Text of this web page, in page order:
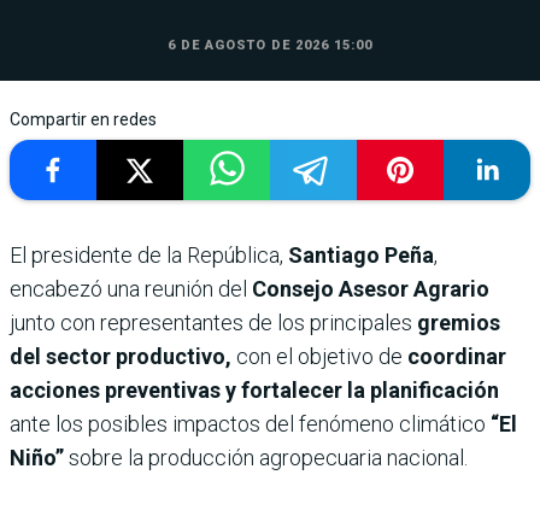
6 DE AGOSTO DE 2026 15:00
Compartir en redes
El presidente de la República, Santiago Peña,
encabezó una reunión del Consejo Asesor Agrario
junto con representantes de los principales gremios
del sector productivo, con el objetivo de coordinar
acciones preventivas y fortalecer la planificación
ante los posibles impactos del fenómeno climático “El
Niño”sobre la producción agropecuaria nacional.